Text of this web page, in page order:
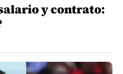
y contrato: